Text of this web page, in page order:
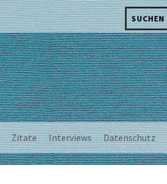
Suchen
nach:
Zitate Interviews Datenschutz